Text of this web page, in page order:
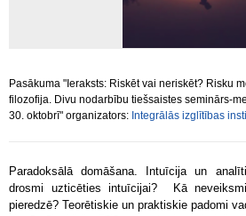
Pasākuma "Ieraksts: Riskēt vai neriskēt? Risku
filozofija. Divu nodarbību tiešsaistes seminārs-
30. oktobrī" organizators: Integrālās izglītības
Paradoksālā domāšana. Intuīcija un
drosmi uzticēties intuīcijai? Kā
pieredzē? Teorētiskie un praktiskie padomi